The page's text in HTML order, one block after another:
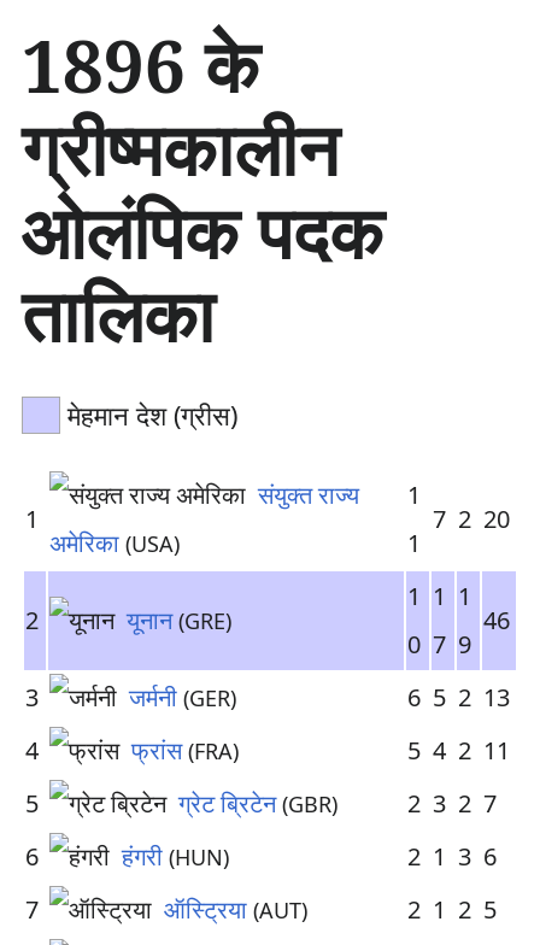
प
जा
1896 के
ग्रीष्मकालीन
ओलंपिक पदक
तालिका
मेहमान देश (ग्रीस)
1
संयुक्त राज्य
अमेरिका (USA)
1
1
7 2 20
2 यूनान (GRE)
1
0
1
7
1
9
46
3 जर्मनी (GER) 6 5 2 13
4
फ्रांस (FRA) 5 4 2 11
5
ग्रेट ब्रिटेन (GBR) 2 3 2 7
6
हंगरी (HUN) 2 1 3 6
7
ऑस्ट्रिया (AUT) 2 1 2 5